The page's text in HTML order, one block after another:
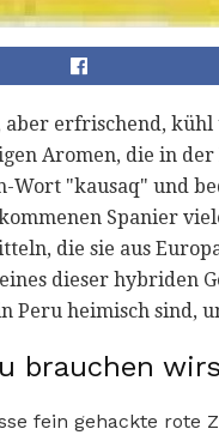
erfrischend, kühl
Aromen, die in der
Wort "kausaq" und
Spanier
die sie aus
eines dieser hybriden
Peru heimisch sind,
brauchen
fein gehackte rote